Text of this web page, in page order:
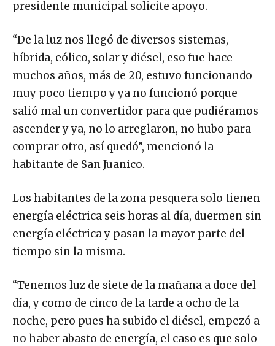
presidente municipal solicite apoyo.
“De la luz nos llegó de diversos sistemas,
híbrida, eólico, solar y diésel, eso fue hace
muchos años, más de 20, estuvo funcionando
muy poco tiempo y ya no funcionó porque
salió mal un convertidor para que pudiéramos
ascender y ya, no lo arreglaron, no hubo para
comprar otro, así quedó”, mencionó la
habitante de San Juanico.
Los habitantes de la zona pesquera solo tienen
energía eléctrica seis horas al día, duermen sin
energía eléctrica y pasan la mayor parte del
tiempo sin la misma.
“Tenemos luz de siete de la mañana a doce del
día, y como de cinco de la tarde a ocho de la
noche, pero pues ha subido el diésel, empezó a
no haber abasto de energía, el caso es que solo